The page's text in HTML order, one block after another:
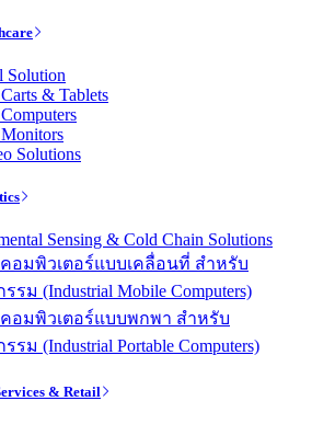
Solution
& Tablets
Solutions
Sensing & Cold Chain Solutions
อมพิวเตอร์แบบเคลื่อนที่ สำหรับ
รม (Industrial Mobile Computers)
อมพิวเตอร์แบบพกพา สำหรับ
รม (Industrial Portable Computers)
& Retail